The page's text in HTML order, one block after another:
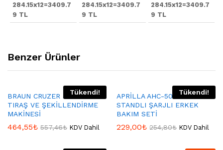
284.15x12=3409.7
9 TL
284.15x12=3409.7
9 TL
284.15x12=3409.7
9 TL
Benzer Ürünler
Tükendi!
BRAUN CRUZER 5 FACE
TIRAŞ VE ŞEKİLLENDİRME
MAKİNESİ
464,55₺ 557,46₺ KDV Dahil
Tükendi!
APRİLLA AHC-5018 2 IN 1
STANDLI ŞARJLI ERKEK
BAKIM SETİ
229,00₺ 254,80₺ KDV Dahil